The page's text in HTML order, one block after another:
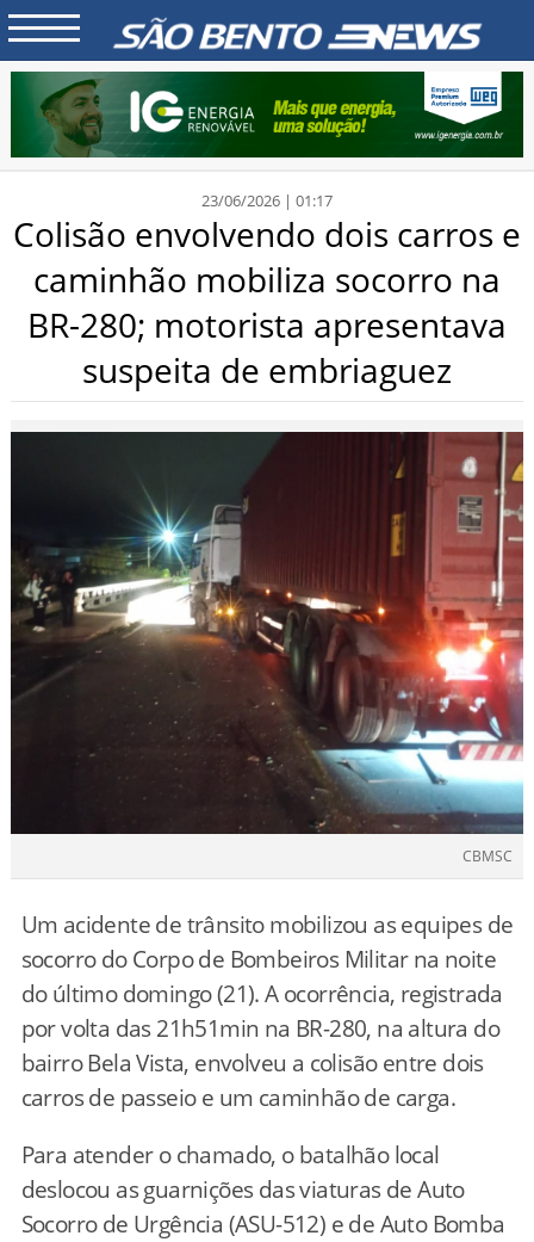
23/06/2026 | 01:17
Colisão envolvendo dois carros e
caminhão mobiliza socorro na
BR-280; motorista apresentava
suspeita de embriaguez
CBMSC
Um acidente de trânsito mobilizou as equipes de
socorro do Corpo de Bombeiros Militar na noite
do último domingo (21). A ocorrência, registrada
por volta das 21h51min na BR-280, na altura do
bairro Bela Vista, envolveu a colisão entre dois
carros de passeio e um caminhão de carga.
Para atender o chamado, o batalhão local
deslocou as guarnições das viaturas de Auto
Socorro de Urgência (ASU-512) e de Auto Bomba